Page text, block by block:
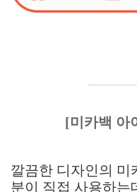
[미카백 아
깔끔한 디자인의 미
분이 직접 사용하는